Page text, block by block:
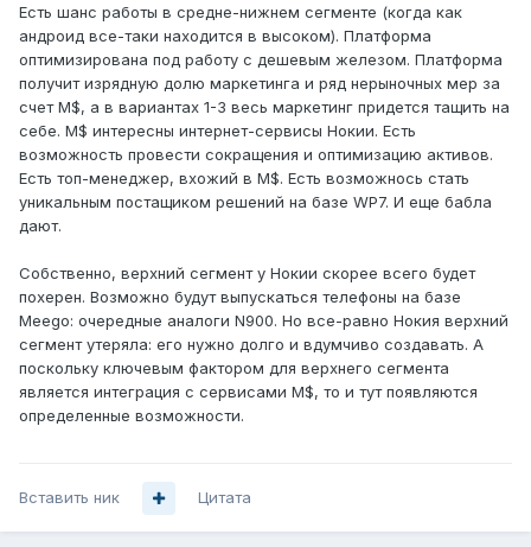
Есть шанс работы в средне-нижнем сегменте (когда как
андроид все-таки находится в высоком). Платформа
оптимизирована под работу с дешевым железом. Платформа
получит изрядную долю маркетинга и ряд нерыночных мер за
счет M$, а в вариантах 1-3 весь маркетинг придется тащить на
себе. M$ интересны интернет-сервисы Нокии. Есть
возможность провести сокращения и оптимизацию активов.
Есть топ-менеджер, вхожий в M$. Есть возможнось стать
уникальным постащиком решений на базе WP7. И еще бабла
дают.
Собственно, верхний сегмент у Нокии скорее всего будет
похерен. Возможно будут выпускаться телефоны на базе
Meego: очередные аналоги N900. Но все-равно Нокия верхний
сегмент утеряла: его нужно долго и вдумчиво создавать. А
поскольку ключевым фактором для верхнего сегмента
является интеграция с сервисами M$, то и тут появляются
определенные возможности.
Вставить ник Цитата